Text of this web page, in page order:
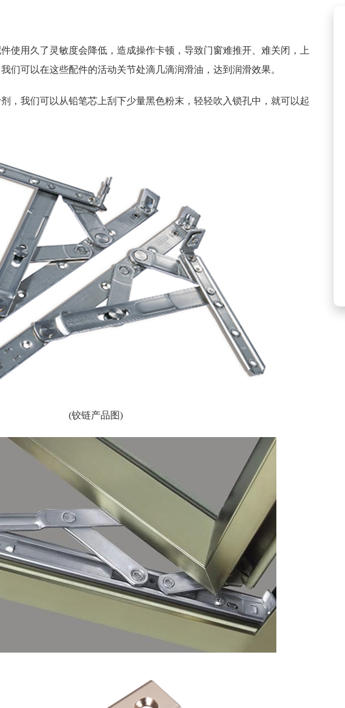
使用久了灵敏度会降低，造成操作卡顿，导致门窗难推开、难关闭，上
们可以在这些配件的活动关节处滴几滴润滑油，达到润滑效果。
，我们可以从铅笔芯上刮下少量黑色粉末，轻轻吹入锁孔中，就可以起
(铰链产品图)